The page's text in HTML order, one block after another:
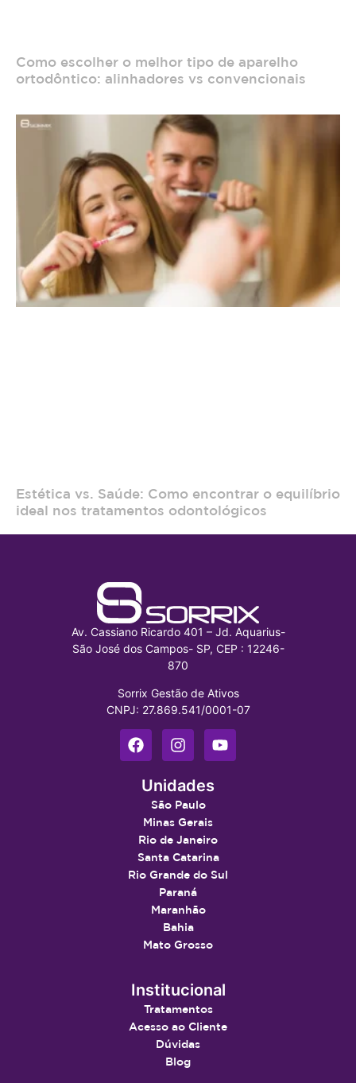
Como escolher o melhor tipo de aparelho
ortodôntico: alinhadores vs convencionais
Estética vs. Saúde: Como encontrar o equilíbrio
ideal nos tratamentos odontológicos
Av. Cassiano Ricardo 401 – Jd. Aquarius-
São José dos Campos- SP, CEP : 12246-
870
Sorrix Gestão de Ativos
CNPJ: 27.869.541/0001-07
Unidades
São Paulo
Minas Gerais
Rio de Janeiro
Santa Catarina
Rio Grande do Sul
Paraná
Maranhão
Bahia
Mato Grosso
Institucional
Tratamentos
Acesso ao Cliente
Dúvidas
Blog